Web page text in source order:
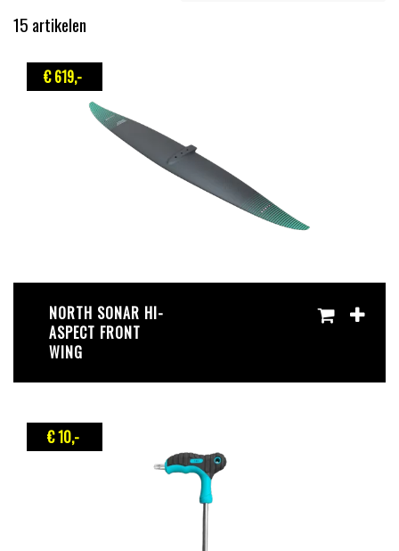
15 artikelen
€ 619,-
NORTH SONAR HI-
ASPECT FRONT
WING
€ 10,-